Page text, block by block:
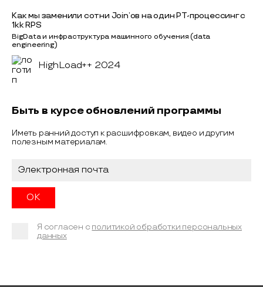
Как мы заменили сотни Join’ов на один РТ-процессинг с
1kk RPS
BigData и инфраструктура машинного обучения (data
engineering)
HighLoad++ 2024
Быть в курсе обновлений программы
Иметь ранний доступ к расшифровкам, видео и другим
полезным материалам.
Я согласен с политикой обработки персональных
данных